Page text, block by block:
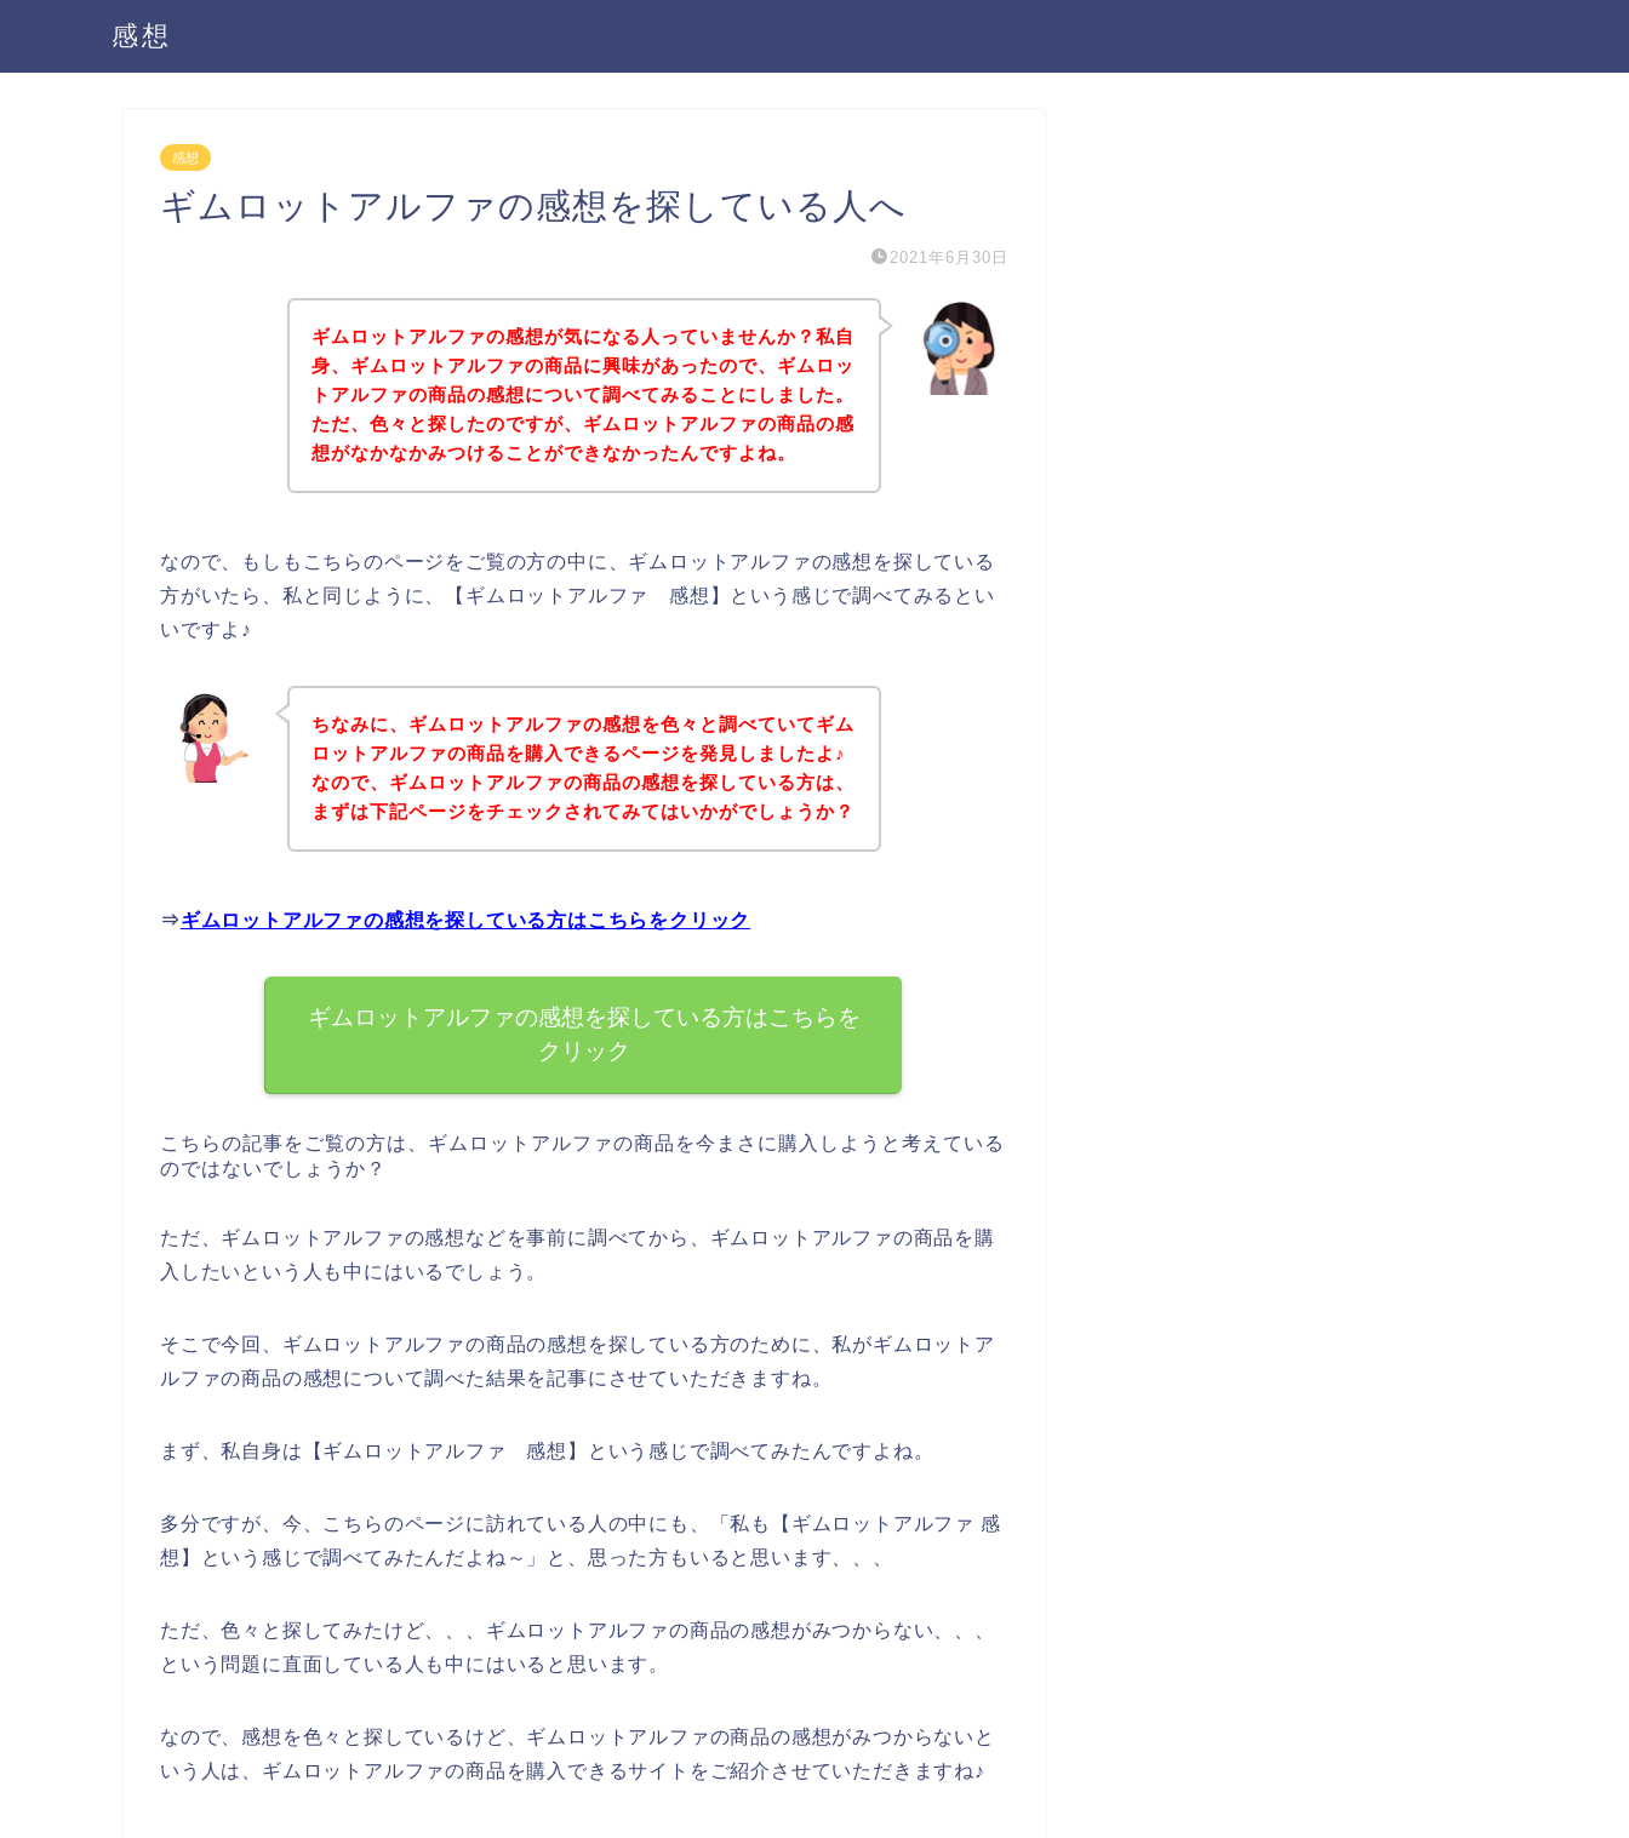
感想
感想
ギムロットアルファの感想を探している人へ
2021年6月30日
ギムロットアルファの感想が気になる人っていませんか？私自
身、ギムロットアルファの商品に興味があったので、ギムロッ
トアルファの商品の感想について調べてみることにしました。
ただ、色々と探したのですが、ギムロットアルファの商品の感
想がなかなかみつけることができなかったんですよね。
なので、もしもこちらのページをご覧の方の中に、ギムロットアルファの感想を探している
方がいたら、私と同じように、【ギムロットアルファ 感想】という感じで調べてみるとい
いですよ♪
ちなみに、ギムロットアルファの感想を色々と調べていてギム
ロットアルファの商品を購入できるページを発見しましたよ♪
なので、ギムロットアルファの商品の感想を探している方は、
まずは下記ページをチェックされてみてはいかがでしょうか？
⇒ギムロットアルファの感想を探している方はこちらをクリック
ギムロットアルファの感想を探している方はこちらを
クリック
こちらの記事をご覧の方は、ギムロットアルファの商品を今まさに購入しようと考えている
のではないでしょうか？
ただ、ギムロットアルファの感想などを事前に調べてから、ギムロットアルファの商品を購
入したいという人も中にはいるでしょう。
そこで今回、ギムロットアルファの商品の感想を探している方のために、私がギムロットア
ルファの商品の感想について調べた結果を記事にさせていただきますね。
まず、私自身は【ギムロットアルファ 感想】という感じで調べてみたんですよね。
多分ですが、今、こちらのページに訪れている人の中にも、「私も【ギムロットアルファ 感
想】という感じで調べてみたんだよね～」と、思った方もいると思います、、、
ただ、色々と探してみたけど、、、ギムロットアルファの商品の感想がみつからない、、、
という問題に直面している人も中にはいると思います。
なので、感想を色々と探しているけど、ギムロットアルファの商品の感想がみつからないと
いう人は、ギムロットアルファの商品を購入できるサイトをご紹介させていただきますね♪